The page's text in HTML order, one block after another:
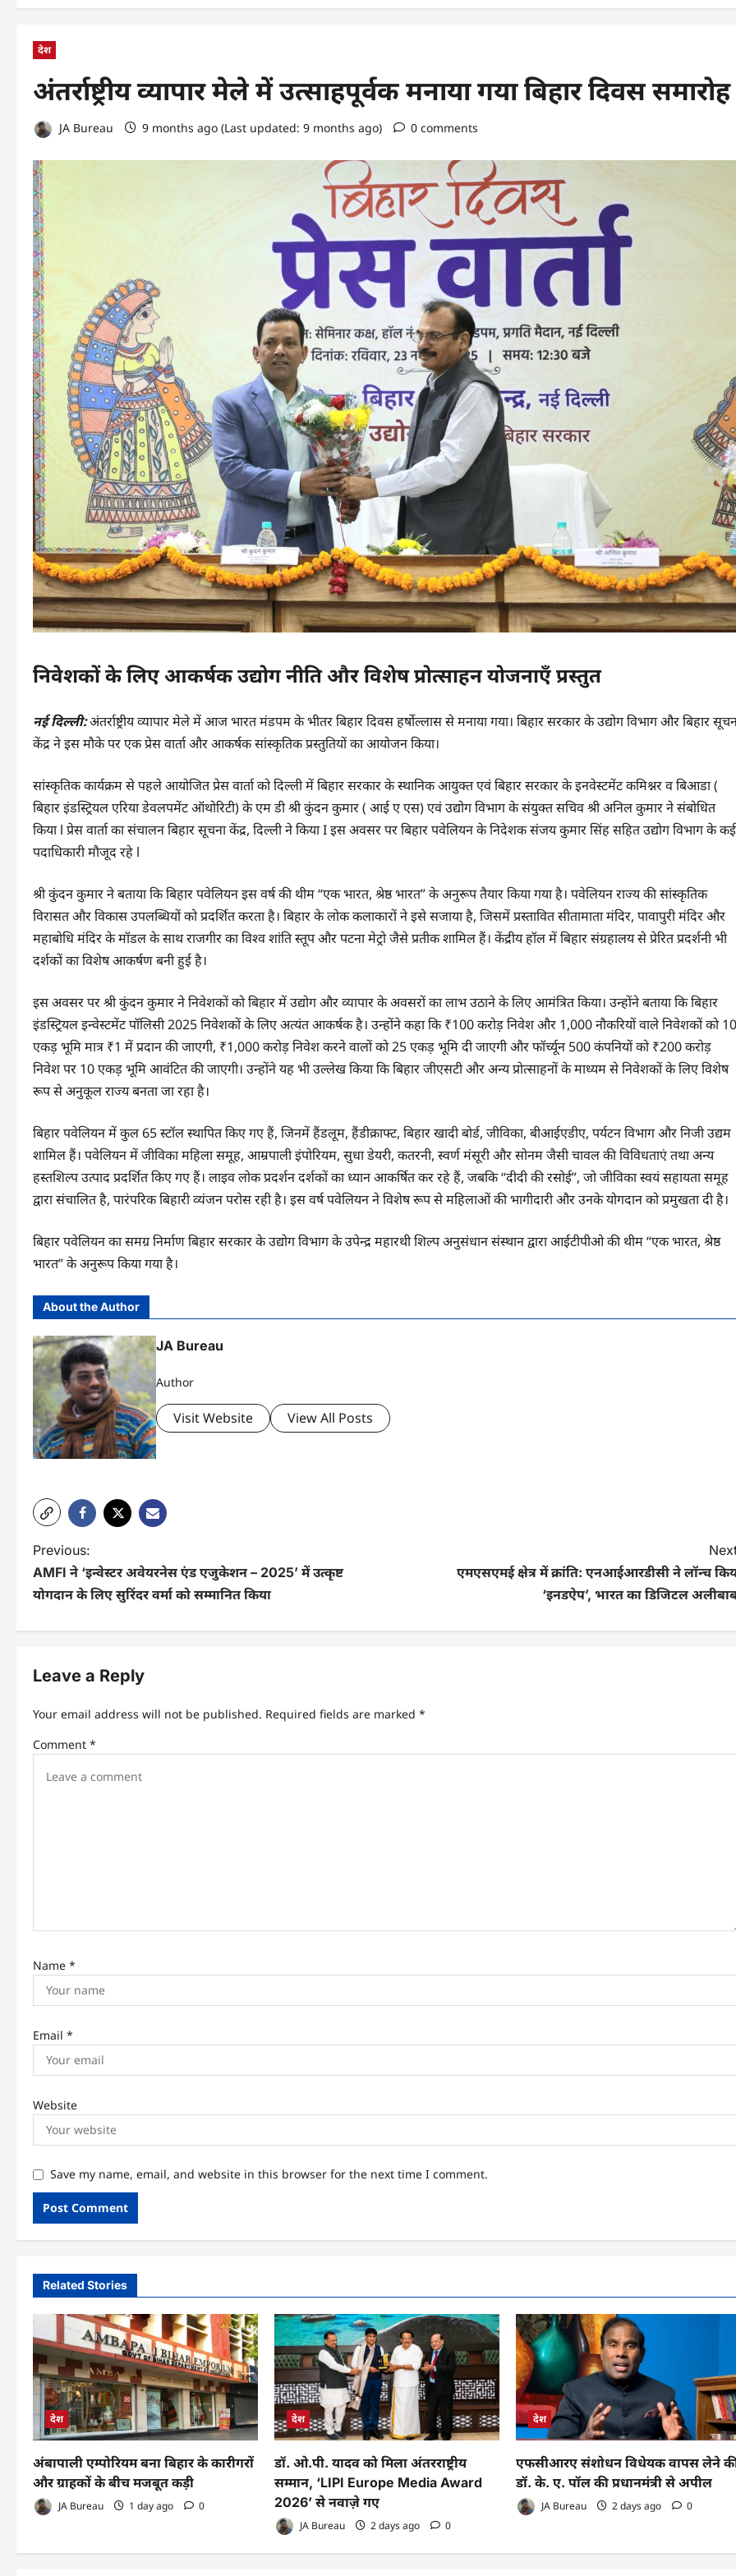
देश
अंतर्राष्ट्रीय व्यापार मेले में उत्साहपूर्वक मनाया गया बिहार दिवस समारोह
JA Bureau 9 months ago (Last updated: 9 months ago) 0 comments
निवेशकों के लिए आकर्षक उद्योग नीति और विशेष प्रोत्साहन योजनाएँ प्रस्तुत
नई दिल्ली:अंतर्राष्ट्रीय व्यापार मेले में आज भारत मंडपम के भीतर बिहार दिवस हर्षोल्लास से मनाया गया। बिहार सरकार के उद्योग विभाग और बिहार
केंद्र ने इस मौके पर एक प्रेस वार्ता और आकर्षक सांस्कृतिक प्रस्तुतियों का आयोजन किया।
सांस्कृतिक कार्यक्रम से पहले आयोजित प्रेस वार्ता को दिल्ली में बिहार सरकार के स्थानिक आयुक्त एवं बिहार सरकार के इनवेस्टमेंट कमिश्नर व बिआडा (
बिहार इंडस्ट्रियल एरिया डेवलपमेंट ऑथोरिटी) के एम डी श्री कुंदन कुमार ( आई ए एस) एवं उद्योग विभाग के संयुक्त सचिव श्री अनिल कुमार ने संबोधित
किया l प्रेस वार्ता का संचालन बिहार सूचना केंद्र, दिल्ली ने किया I इस अवसर पर बिहार पवेलियन के निदेशक संजय कुमार सिंह सहित उद्योग विभाग के कई
पदाधिकारी मौजूद रहे l
श्री कुंदन कुमार ने बताया कि बिहार पवेलियन इस वर्ष की थीम “एक भारत, श्रेष्ठ भारत” के अनुरूप तैयार किया गया है। पवेलियन राज्य की सांस्कृतिक
विरासत और विकास उपलब्धियों को प्रदर्शित करता है। बिहार के लोक कलाकारों ने इसे सजाया है, जिसमें प्रस्तावित सीतामाता मंदिर, पावापुरी मंदिर और
महाबोधि मंदिर के मॉडल के साथ राजगीर का विश्व शांति स्तूप और पटना मेट्रो जैसे प्रतीक शामिल हैं। केंद्रीय हॉल में बिहार संग्रहालय से प्रेरित प्रदर्शनी भी
दर्शकों का विशेष आकर्षण बनी हुई है।
इस अवसर पर श्री कुंदन कुमार ने निवेशकों को बिहार में उद्योग और व्यापार के अवसरों का लाभ उठाने के लिए आमंत्रित किया। उन्होंने बताया कि बिहार
इंडस्ट्रियल इन्वेस्टमेंट पॉलिसी 2025 निवेशकों के लिए अत्यंत आकर्षक है। उन्होंने कहा कि ₹100 करोड़ निवेश और 1,000 नौकरियों वाले निवेशकों को 10
एकड़ भूमि मात्र ₹1 में प्रदान की जाएगी, ₹1,000 करोड़ निवेश करने वालों को 25 एकड़ भूमि दी जाएगी और फॉर्च्यून 500 कंपनियों को ₹200 करोड़
निवेश पर 10 एकड़ भूमि आवंटित की जाएगी। उन्होंने यह भी उल्लेख किया कि बिहार जीएसटी और अन्य प्रोत्साहनों के माध्यम से निवेशकों के लिए विशेष
रूप से अनुकूल राज्य बनता जा रहा है।
बिहार पवेलियन में कुल 65 स्टॉल स्थापित किए गए हैं, जिनमें हैंडलूम, हैंडीक्राफ्ट, बिहार खादी बोर्ड, जीविका, बीआईएडीए, पर्यटन विभाग और निजी उद्यम
शामिल हैं। पवेलियन में जीविका महिला समूह, आम्रपाली इंपोरियम, सुधा डेयरी, कतरनी, स्वर्ण मंसूरी और सोनम जैसी चावल की विविधताएं तथा अन्य
हस्तशिल्प उत्पाद प्रदर्शित किए गए हैं। लाइव लोक प्रदर्शन दर्शकों का ध्यान आकर्षित कर रहे हैं, जबकि “दीदी की रसोई”, जो जीविका स्वयं सहायता समूह
द्वारा संचालित है, पारंपरिक बिहारी व्यंजन परोस रही है। इस वर्ष पवेलियन ने विशेष रूप से महिलाओं की भागीदारी और उनके योगदान को प्रमुखता दी है।
बिहार पवेलियन का समग्र निर्माण बिहार सरकार के उद्योग विभाग के उपेन्द्र महारथी शिल्प अनुसंधान संस्थान द्वारा आईटीपीओ की थीम “एक भारत, श्रेष्ठ
भारत” के अनुरूप किया गया है।
About the Author
JA Bureau
Author
Visit Website View All Posts
P
o
n
i
n
Previous:
AMFI ने ‘इन्वेस्टर अवेयरनेस एंड एजुकेशन – 2025’ में उत्कृष्ट
योगदान के लिए सुरिंदर वर्मा को सम्मानित किया
एमएसएमई क्षेत्र में क्रांति: एनआईआरडीसी ने लॉन्च
‘इनडऐप’, भारत का डिजिटल
Leave a Reply
Your email address will not be published. Required fields are marked *
Comment *
Name *
Email *
Website
Save my name, email, and website in this browser for the next time I comment.
Related Stories
देश
अंबापाली एम्पोरियम बना बिहार के कारीगरों
और ग्राहकों के बीच मजबूत कड़ी
JA Bureau 1 day ago 0
देश
डॉ. ओ.पी. यादव को मिला अंतरराष्ट्रीय
सम्मान, ‘LIPI Europe Media Award
2026’ से नवाज़े गए
JA Bureau 2 days ago 0
देश
एफसीआरए संशोधन विधेयक वापस लेने
डॉ. के. ए. पॉल की प्रधानमंत्री से अपील
JA Bureau 2 days ago 0